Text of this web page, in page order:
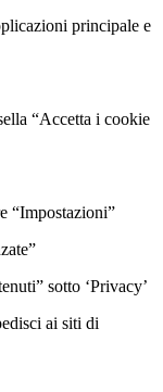
principale e
“Accetta i cookie
“Impostazioni”
sotto ‘Privacy’
ai siti di